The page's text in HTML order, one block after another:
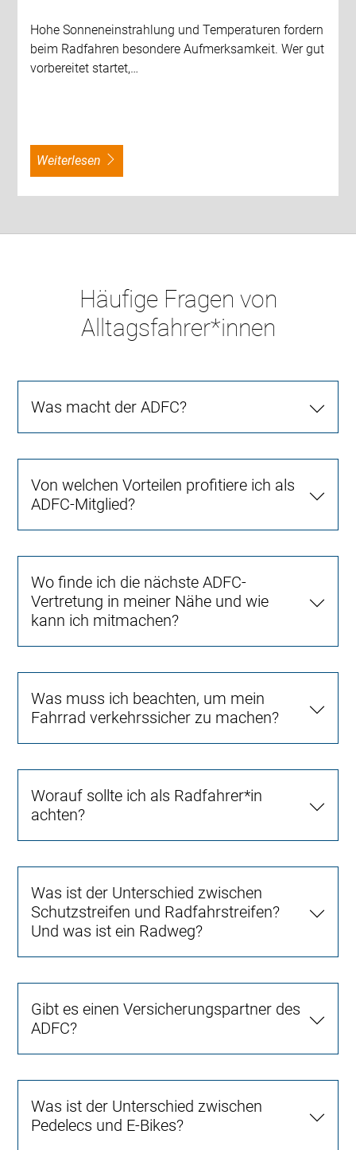
Hohe Sonneneinstrahlung und Temperaturen fordern
beim Radfahren besondere Aufmerksamkeit. Wer gut
vorbereitet startet,…
weiterlesen
Häufige Fragen von
Alltagsfahrer*innen
Was macht der ADFC?
Von welchen Vorteilen profitiere ich als
ADFC-Mitglied?
Wo finde ich die nächste ADFC-
Vertretung in meiner Nähe und wie
kann ich mitmachen?
Was muss ich beachten, um mein
Fahrrad verkehrssicher zu machen?
Worauf sollte ich als Radfahrer*in
achten?
Was ist der Unterschied zwischen
Schutzstreifen und Radfahrstreifen?
Und was ist ein Radweg?
Gibt es einen Versicherungspartner des
ADFC?
Was ist der Unterschied zwischen
Pedelecs und E-Bikes?